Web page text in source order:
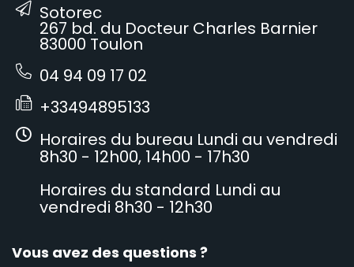
Sotorec
267 bd. du Docteur Charles Barnier
83000 Toulon
04 94 09 17 02
+33494895133
Horaires du bureau Lundi au vendredi
8h30 - 12h00, 14h00 - 17h30
Horaires du standard Lundi au
vendredi 8h30 - 12h30
Vous avez des questions ?